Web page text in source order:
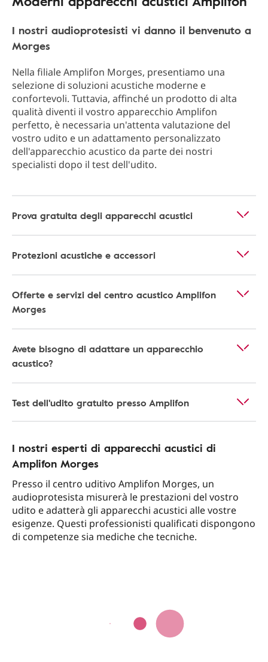
I nostri audioprotesisti vi danno il benvenuto a
Morges
Nella filiale Amplifon Morges, presentiamo una
selezione di soluzioni acustiche moderne e
confortevoli. Tuttavia, affinché un prodotto di alta
qualità diventi il vostro apparecchio Amplifon
perfetto, è necessaria un'attenta valutazione del
vostro udito e un adattamento personalizzato
dell'apparecchio acustico da parte dei nostri
specialisti dopo il test dell'udito.
Prova gratuita degli apparecchi acustici
Protezioni acustiche e accessori
Offerte e servizi del centro acustico Amplifon
Morges
Avete bisogno di adattare un apparecchio
acustico?
Test dell'udito gratuito presso Amplifon
I nostri esperti di apparecchi acustici di
Amplifon Morges
Presso il centro uditivo Amplifon Morges, un
audioprotesista misurerà le prestazioni del vostro
udito e adatterà gli apparecchi acustici alle vostre
esigenze. Questi professionisti qualificati dispongono
di competenze sia mediche che tecniche.